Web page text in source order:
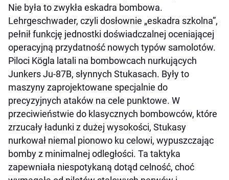
Nie była to zwykła eskadra bombowa.
Lehrgeschwader, czyli dosłownie „eskadra szkolna”,
pełnił funkcję jednostki doświadczalnej oceniającej
operacyjną przydatność nowych typów samolotów.
Piloci Kögla latali na bombowcach nurkujących
Junkers Ju-87B, słynnych Stukasach. Były to
maszyny zaprojektowane specjalnie do
precyzyjnych ataków na cele punktowe. W
przeciwieństwie do klasycznych bombowców, które
zrzucały ładunki z dużej wysokości, Stukasy
nurkował niemal pionowo ku celowi, wypuszczając
bomby z minimalnej odległości. Ta taktyka
zapewniała niespotykaną dotąd celność, choć